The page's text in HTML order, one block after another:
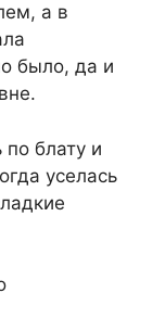
а в
было, да и
по блату и
уселась